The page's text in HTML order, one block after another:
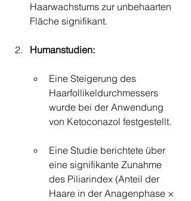
Haarwachstums zur unbehaarten
Fläche signifikant.
Humanstudien:
Eine Steigerung des
Haarfollikeldurchmessers
wurde bei der Anwendung
von Ketoconazol festgestellt.
Eine Studie berichtete über
eine signifikante Zunahme
des Piliarindex (Anteil der
Haare in der Anagenphase ×